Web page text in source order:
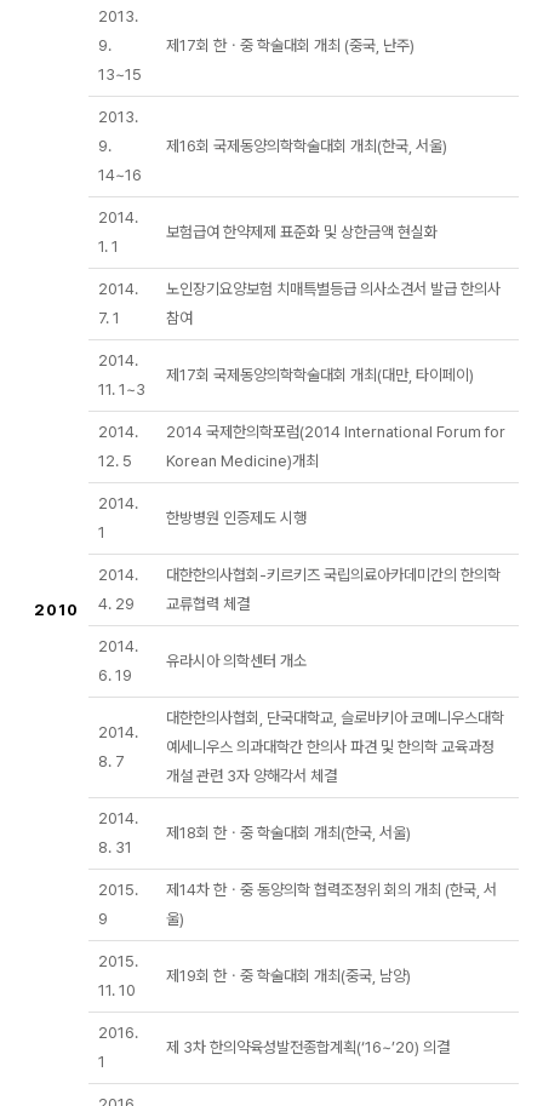
2010
2013.
9.
13~15
제17회 한ㆍ중 학술대회 개최 (중국, 난주)
2013.
9.
14~16
제16회 국제동양의학학술대회 개최(한국, 서울)
2014.
1. 1
보험급여 한약제제 표준화 및 상한금액 현실화
2014.
7. 1
노인장기요양보험 치매특별등급 의사소견서 발급 한의사
참여
2014.
11. 1~3
제17회 국제동양의학학술대회 개최(대만, 타이페이)
2014.
12. 5
2014 국제한의학포럼(2014 International Forum for
Korean Medicine)개최
2014.
1
한방병원 인증제도 시행
2014.
4. 29
대한한의사협회-키르키즈 국립의료아카데미간의 한의학
교류협력 체결
2014.
6. 19
유라시아 의학센터 개소
2014.
8. 7
대한한의사협회, 단국대학교, 슬로바키아 코메니우스대학
예세니우스 의과대학간 한의사 파견 및 한의학 교육과정
개설 관련 3자 양해각서 체결
2014.
8. 31
제18회 한ㆍ중 학술대회 개최(한국, 서울)
2015.
9
제14차 한ㆍ중 동양의학 협력조정위 회의 개최 (한국, 서
울)
2015.
11. 10
제19회 한ㆍ중 학술대회 개최(중국, 남양)
2016.
1
제 3차 한의약육성발전종합계획(‘16~’20) 의결